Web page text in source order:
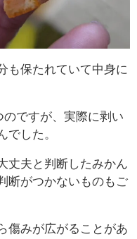
も保たれていて中身に
ですが、実際に剥い
でした。
丈夫と判断したみかん
断がつかないものもご
傷みが広がることがあ